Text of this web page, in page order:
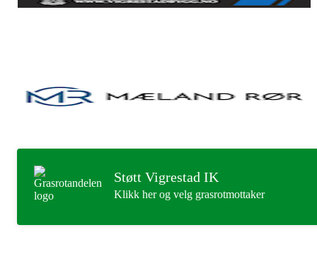
Støtt Vigrestad IK
Klikk her og velg grasrotmottaker